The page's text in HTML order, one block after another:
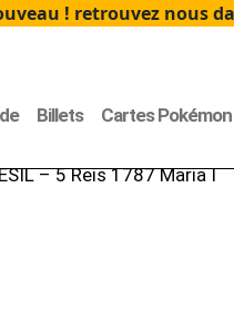
! retrouvez nous
Billets Cartes Pokémon
– 5 Reis 1787 Maria I